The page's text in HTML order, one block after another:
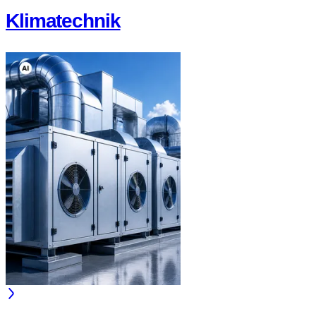
Klimatechnik